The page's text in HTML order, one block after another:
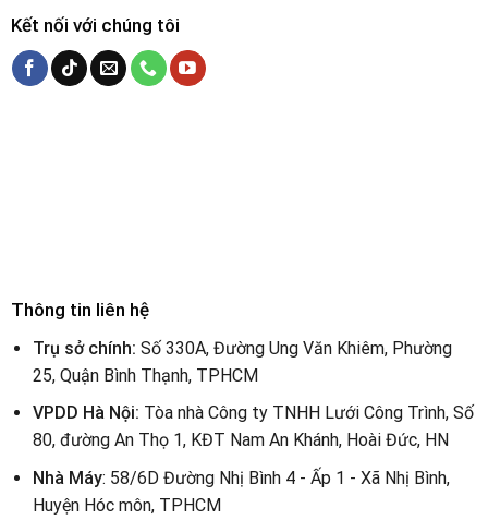
Kết nối với chúng tôi
Thông tin liên hệ
Trụ sở chính: Số 330A, Đường Ung Văn Khiêm, Phường
25, Quận Bình Thạnh, TPHCM
VPDD Hà Nội: Tòa nhà Công ty TNHH Lưới Công Trình, Số
80, đường An Thọ 1, KĐT Nam An Khánh, Hoài Đức, HN
Nhà Máy: 58/6D Đường Nhị Bình 4 - Ấp 1 - Xã Nhị Bình,
Huyện Hóc môn, TPHCM